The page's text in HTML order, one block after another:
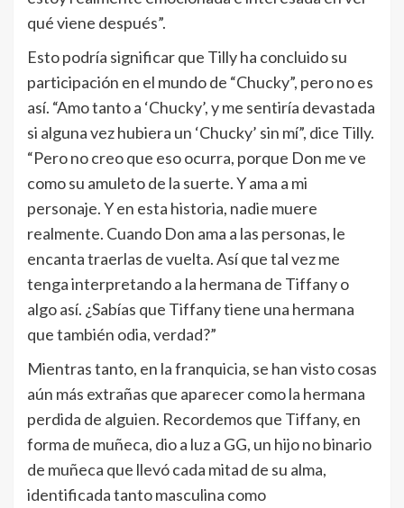
qué viene después”.
Esto podría significar que Tilly ha concluido su
participación en el mundo de “Chucky”, pero no es
así. “Amo tanto a ‘Chucky’, y me sentiría devastada
si alguna vez hubiera un ‘Chucky’ sin mí”, dice Tilly.
“Pero no creo que eso ocurra, porque Don me ve
como su amuleto de la suerte. Y ama a mi
personaje. Y en esta historia, nadie muere
realmente. Cuando Don ama a las personas, le
encanta traerlas de vuelta. Así que tal vez me
tenga interpretando a la hermana de Tiffany o
algo así. ¿Sabías que Tiffany tiene una hermana
que también odia, verdad?”
Mientras tanto, en la franquicia, se han visto cosas
aún más extrañas que aparecer como la hermana
perdida de alguien. Recordemos que Tiffany, en
forma de muñeca, dio a luz a GG, un hijo no binario
de muñeca que llevó cada mitad de su alma,
identificada tanto masculina como